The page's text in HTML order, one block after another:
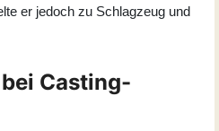
er jedoch zu Schlagzeug und
Casting-